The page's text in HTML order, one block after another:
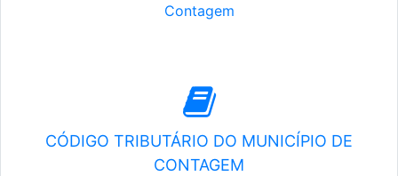
Contagem
CÓDIGO TRIBUTÁRIO DO MUNICÍPIO DE
CONTAGEM